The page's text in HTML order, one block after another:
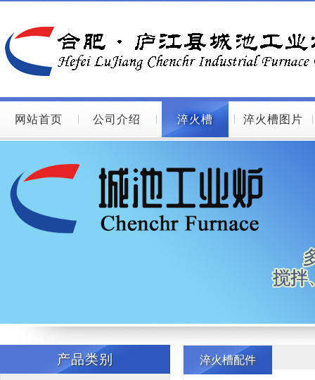
网站首页 公司介绍 淬火槽 淬火槽图片
产品类别 淬火槽配件